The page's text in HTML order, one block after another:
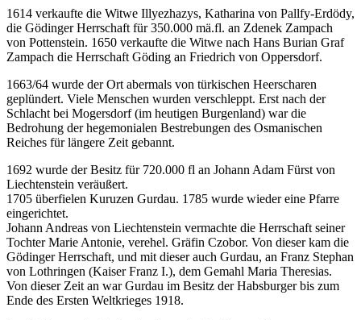
1614 verkaufte die Witwe Illyezhazys, Katharina von Pallfy-Erdödy,
die Gödinger Herrschaft für 350.000 mä.fl. an Zdenek Zampach
von Pottenstein. 1650 verkaufte die Witwe nach Hans Burian Graf
Zampach die Herrschaft Göding an Friedrich von Oppersdorf.
1663/64 wurde der Ort abermals von türkischen Heerscharen
geplündert. Viele Menschen wurden verschleppt. Erst nach der
Schlacht bei Mogersdorf (im heutigen Burgenland) war die
Bedrohung der hegemonialen Bestrebungen des Osmanischen
Reiches für längere Zeit gebannt.
1692 wurde der Besitz für 720.000 fl an Johann Adam Fürst von
Liechtenstein veräußert.
1705 überfielen Kuruzen Gurdau. 1785 wurde wieder eine Pfarre
eingerichtet.
Johann Andreas von Liechtenstein vermachte die Herrschaft seiner
Tochter Marie Antonie, verehel. Gräfin Czobor. Von dieser kam die
Gödinger Herrschaft, und mit dieser auch Gurdau, an Franz Stephan
von Lothringen (Kaiser Franz I.), dem Gemahl Maria Theresias.
Von dieser Zeit an war Gurdau im Besitz der Habsburger bis zum
Ende des Ersten Weltkrieges 1918.